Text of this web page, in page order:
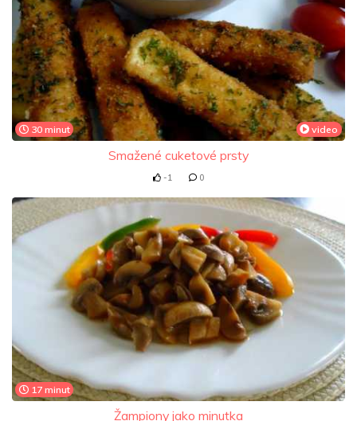
30 minut video
Smažené cuketové prsty
-1 0
17 minut
Žampiony jako minutka